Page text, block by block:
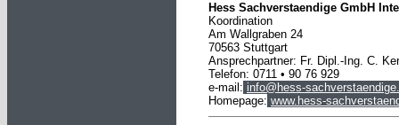
Hess Sachverstaendige GmbH
Koordination
Am Wallgraben 24
70563 Stuttgart
Ansprechpartner: Fr. Dipl.-Ing. C.
Telefon: 0711 • 90 76 929
e-mail: info@hess-
Homepage: www.hess-